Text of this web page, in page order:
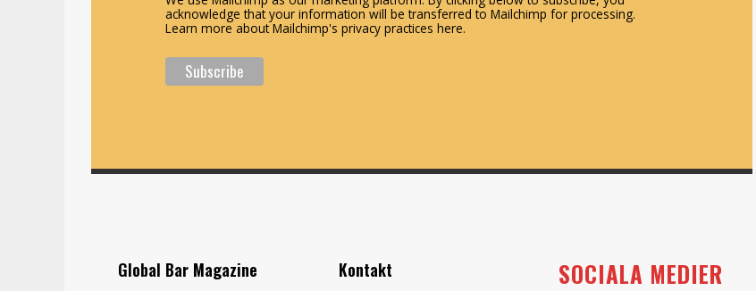
acknowledge that your information will be transferred to Mailchimp for processing.
Learn more about Mailchimp's privacy practices here.
Global Bar Magazine Kontakt SOCIALA MEDIER